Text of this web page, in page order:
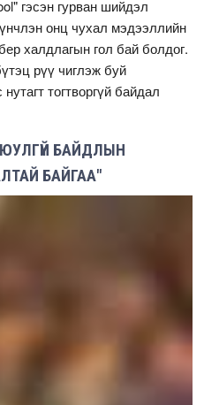
гэсэн гурван шийдэл
онц чухал мэдээллийн
халдлагын гол бай болдог.
рүү чиглэж буй
тогтворгүй байдал
БАЙДЛЫН
БАЙГАА"